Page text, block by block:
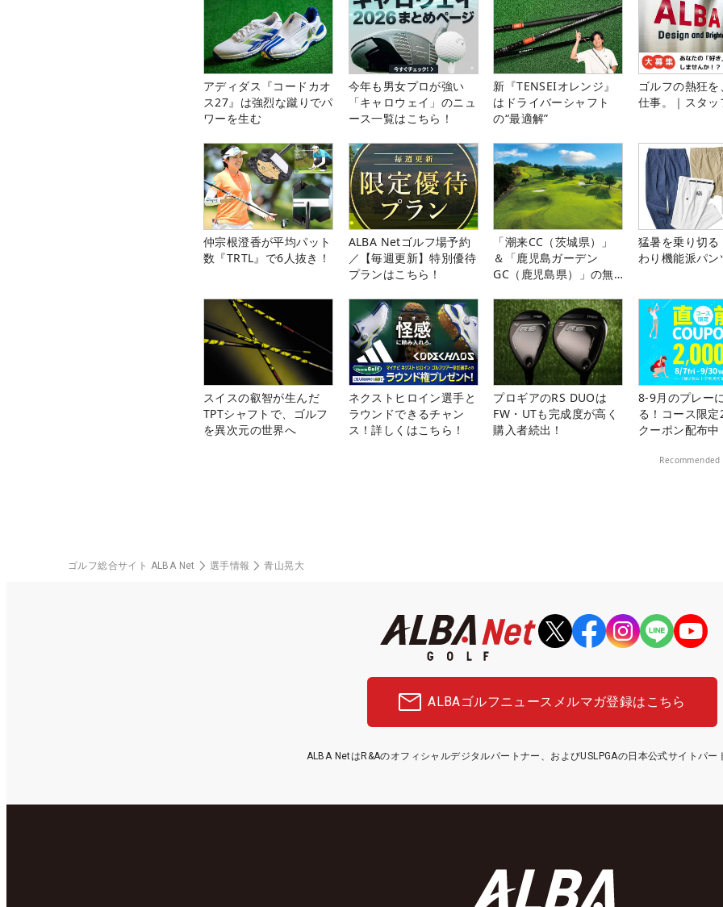
アディダス『コードカオ
ス27』は強烈な蹴りでパ
ワーを生む
今年も男女プロが強い
「キャロウェイ」のニュ
ース一覧はこちら！
新『TENSEIオレンジ』
はドライバーシャフト
の“最適解”
ゴルフの熱狂を
仕事。｜スタッ
仲宗根澄香が平均パット
数『TRTL』で6人抜き！
ALBA Netゴルフ場予約
／【毎週更新】特別優待
プランはこちら！
「潮来CC（茨城県）」
＆「鹿児島ガーデン
GC（鹿児島県）」の無
猛暑を乗り切る
わり機能派パン
スイスの叡智が生んだ
TPTシャフトで、ゴルフ
を異次元の世界へ
ネクストヒロイン選手と
ラウンドできるチャン
ス！詳しくはこちら！
プロギアのRS DUOは
FW・UTも完成度が高く
購入者続出！
8-9月のプレー
る！コース限
クーポン配布中
Recommended
ゴルフ総合サイト ALBA Net 選手情報 青山晃大
ALBAゴルフニュース メルマガ登録はこちら
ALBA NetはR&Aのオフィシャルデジタルパートナー、およびUSLPGAの日本公式サイトパー